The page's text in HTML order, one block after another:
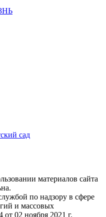
сад
материалов сайта
по надзору в сфере
и массовых
02 ноября 2021 г.